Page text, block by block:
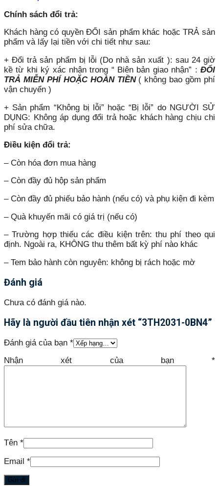
Chính sách đổi trả:
Khách hàng có quyền ĐỔI sản phẩm khác hoặc TRẢ sản
phẩm và lấy lại tiền với chi tiết như sau:
+ Đổi trả sản phẩm bị lỗi (Do nhà sản xuất ): sau 24 giờ
kề từ khi ký xác nhận trong “ Biên bản giao nhận” : ĐỔI
TRẢ MIỄN PHÍ HOẶC HOÀN TIỀN( không bao gồm phí
vận chuyển )
+ Sản phẩm “Không bị lỗi” hoặc “Bị lỗi” do NGƯỜI SỬ
DỤNG: Không áp dụng đổi trả hoặc khách hàng chịu chi
phí sửa chữa.
Điều kiện đổi trả:
– Còn hóa đơn mua hàng
– Còn đầy đủ hộp sản phẩm
– Còn đầy đủ phiếu bảo hành (nếu có) và phụ kiện đi kèm
– Quà khuyến mãi có giá trị (nếu có)
– Trường hợp thiếu các điều kiện trên: thu phí theo qui
định. Ngoài ra, KHÔNG thu thêm bất kỳ phí nào khác
– Tem bảo hành còn nguyên: không bị rách hoặc mờ
Đánh giá
Chưa có đánh giá nào.
Hãy là người đầu tiên nhận xét “3TH2031-0BN4”
Đánh giá của bạn *
Nhận xét của bạn *
Tên *
Email *